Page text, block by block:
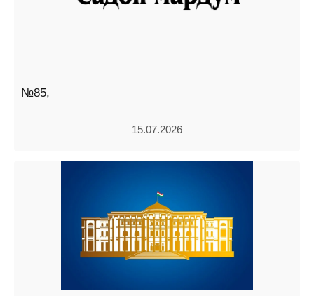
№85,
15.07.2026